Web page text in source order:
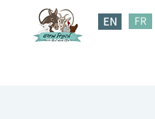
EN FR